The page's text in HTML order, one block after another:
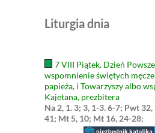
Liturgia dnia
7 VIII Piątek. Dzień
wspomnienie świętych
papieża, i Towarzyszy albo
Kajetana, prezbitera
Na 2, 1. 3; 3, 1-3. 6-7; Pwt
41; Mt 5, 10; Mt 16, 24-28;